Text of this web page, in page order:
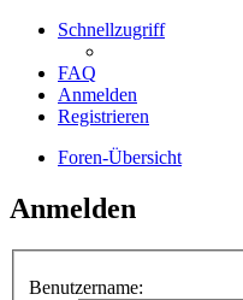
Schnellzugriff
FAQ
Anmelden
Registrieren
Foren-Übersicht
Anmelden
Benutzername: